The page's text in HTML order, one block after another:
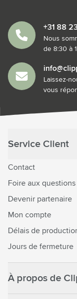
+31 88
Nous
de 8:30 à
Laissez-
vous
Service Client
Contact
Foire aux questions
Devenir partenaire
Mon compte
Délais de
Jours de fermeture
À propos de